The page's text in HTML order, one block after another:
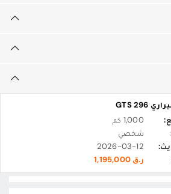
1,000 كم
شخصي
2026-03-12
ر.ق 1,195,000